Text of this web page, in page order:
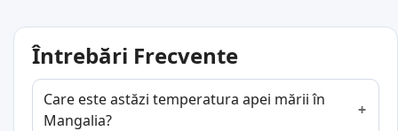
Întrebări Frecvente
Care este astăzi temperatura apei mării în
Mangalia?